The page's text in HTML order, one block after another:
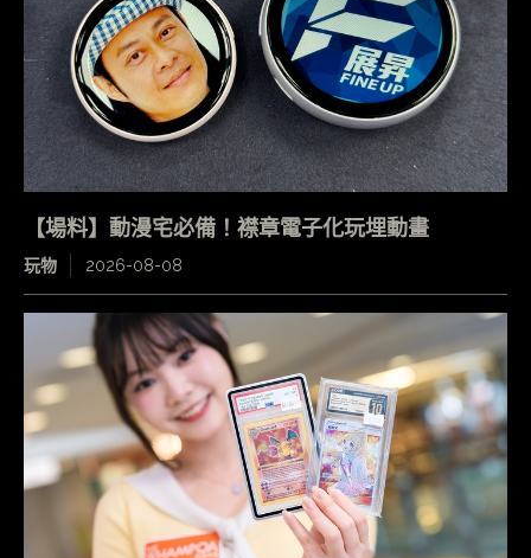
【場料】動漫宅必備！襟章電子化玩埋動畫
玩物 2026-08-08